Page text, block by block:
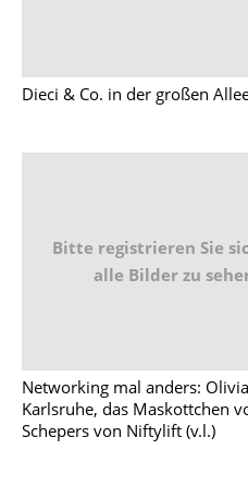
Dieci & Co. in der großen
Bitte registrieren Sie
alle Bilder zu
Networking mal anders:
Karlsruhe, das Maskottchen
Schepers von Niftylift (v.l.)